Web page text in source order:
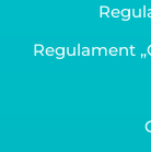
Regulament